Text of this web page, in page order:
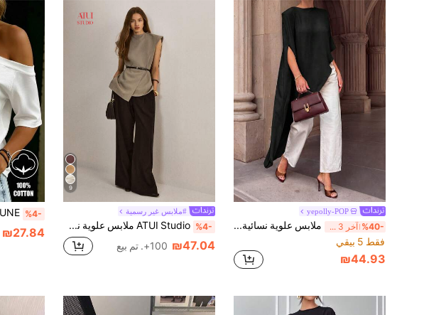
yepolly-POP
%40- آخر 3 ساعة أيام
ملابس علوية نسائية بدون أكمام ذات لون أحادي وتصميم غير متماثل، مناسبة لارتدائها في المكتب وحفلات الغداء
فقط 5 بيقي
₪44.93
9
#ملابس غير رسمية
%4- ATUI Studio ملابس علوية نسائية بلون واحد بدون أكمام وذات حافة غير متماثلة، موديل عصري للارتداء اليومي
₪47.04 100+. تم بيع
%4-
₪27.84